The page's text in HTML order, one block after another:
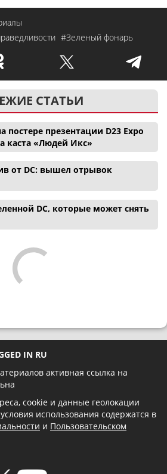
#Зеленый фонарь
СТАТЬИ
постере презентации D23 Expo
каста «Людей Икс»
от DC: вышел отрывок
DC, которые может снять
IN RU
активная ссылка на
cookie и данные геолокации
использования содержатся в
и Пользовательском